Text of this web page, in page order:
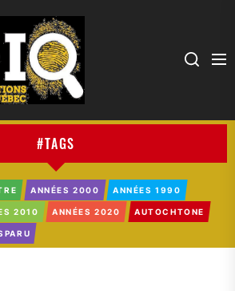
#TAGS
ANNÉES 2000 ANNÉES 1990
2010 ANNÉES 2020 AUTOCHTONE